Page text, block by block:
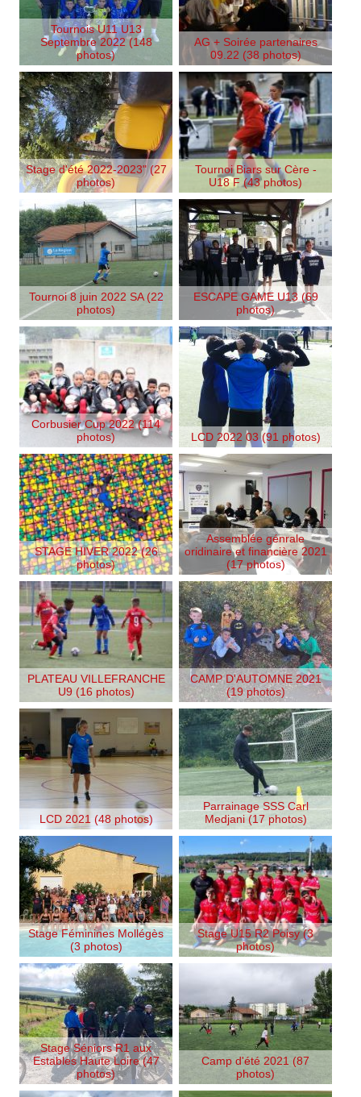
Tournois U11 U13
Septembre 2022 (148
photos)
AG + Soirée partenaires
09.22 (38 photos)
Stage d'été 2022-2023" (27
photos)
Tournoi Biars sur Cère -
U18 F (43 photos)
Tournoi 8 juin 2022 SA (22
photos)
ESCAPE GAME U13 (69
photos)
Corbusier Cup 2022 (114
photos)
LCD 2022 03 (91 photos)
STAGE HIVER 2022 (26
photos)
Assemblée génrale
oridinaire et financière 2021
(17 photos)
PLATEAU VILLEFRANCHE
U9 (16 photos)
CAMP D'AUTOMNE 2021
(19 photos)
LCD 2021 (48 photos)
Parrainage SSS Carl
Medjani (17 photos)
Stage Féminines Mollégès
(3 photos)
Stage U15 R2 Poisy (3
photos)
Stage Séniors R1 aux
Estables Haute Loire (47
photos)
Camp d'été 2021 (87
photos)